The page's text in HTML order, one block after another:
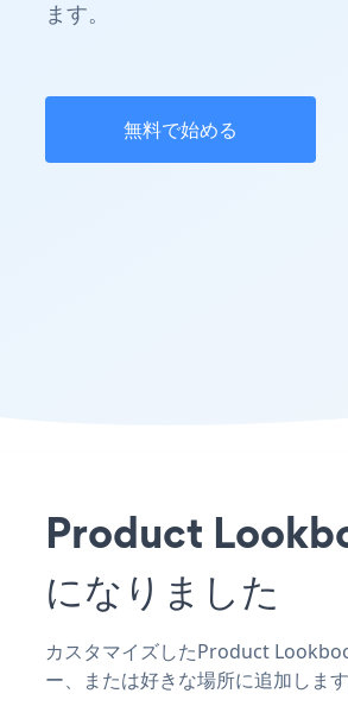
ます。
無料で始める
Product
になりました
カスタマイズしたProduct
ー、または好きな場所に追加します